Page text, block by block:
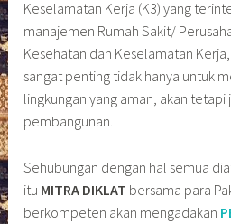
Keselamatan Kerja (K3) yang
manajemen Rumah Sakit/
Kesehatan dan Keselamatan
sangat penting tidak hanya untuk
lingkungan yang aman, akan
pembangunan.
Sehubungan dengan hal semua
itu MITRA DIKLAT bersama para
berkompeten akan mengadakan